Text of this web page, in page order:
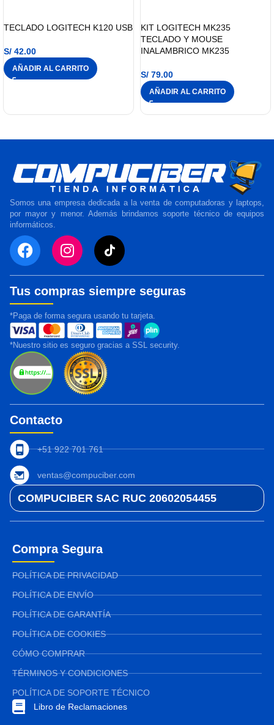
TECLADO LOGITECH K120 USB
S/ 42.00
AÑADIR AL CARRITO
KIT LOGITECH MK235
TECLADO Y MOUSE
INALAMBRICO MK235
S/ 79.00
AÑADIR AL CARRITO
Somos una empresa dedicada a la venta de computadoras y laptops,
por mayor y menor. Además brindamos soporte técnico de equipos
informáticos.
Tus compras siempre seguras
*Paga de forma segura usando tu tarjeta.
*Nuestro sitio es seguro gracias a SSL security.
Contacto
+51 922 701 761
ventas@compuciber.com
COMPUCIBER SAC RUC 20602054455
Compra Segura
POLÍTICA DE PRIVACIDAD
POLÍTICA DE ENVÍO
POLÍTICA DE GARANTÍA
POLÍTICA DE COOKIES
CÓMO COMPRAR
TÉRMINOS Y CONDICIONES
POLÍTICA DE SOPORTE TÉCNICO
Libro de Reclamaciones